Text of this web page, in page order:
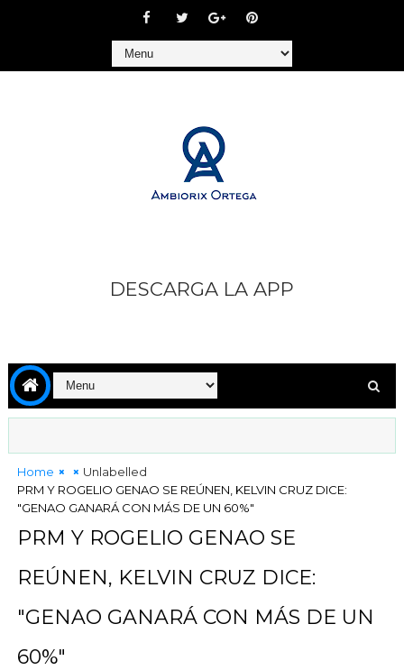
DESCARGA LA APP
Home
Unlabelled
PRM Y ROGELIO GENAO SE REÚNEN, KELVIN CRUZ DICE:
"GENAO GANARÁ CON MÁS DE UN 60%"
PRM Y ROGELIO GENAO SE
REÚNEN, KELVIN CRUZ DICE:
"GENAO GANARÁ CON MÁS DE UN
60%"